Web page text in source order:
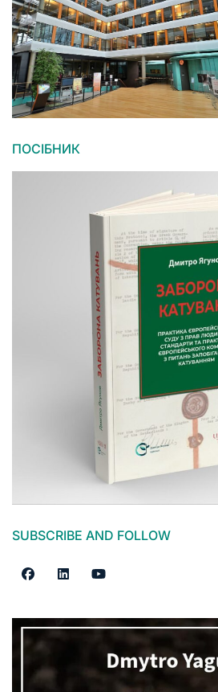
ПОСІБНИК
SUBSCRIBE AND FOLLOW